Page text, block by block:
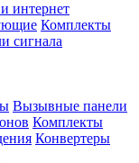
интернет
Комплекты
сигнала
Вызывные панели
Комплекты
Конвертеры